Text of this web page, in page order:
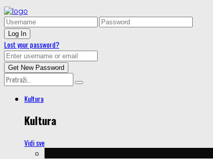
Lost your password?
Kultura
Kultura
Vidi sve